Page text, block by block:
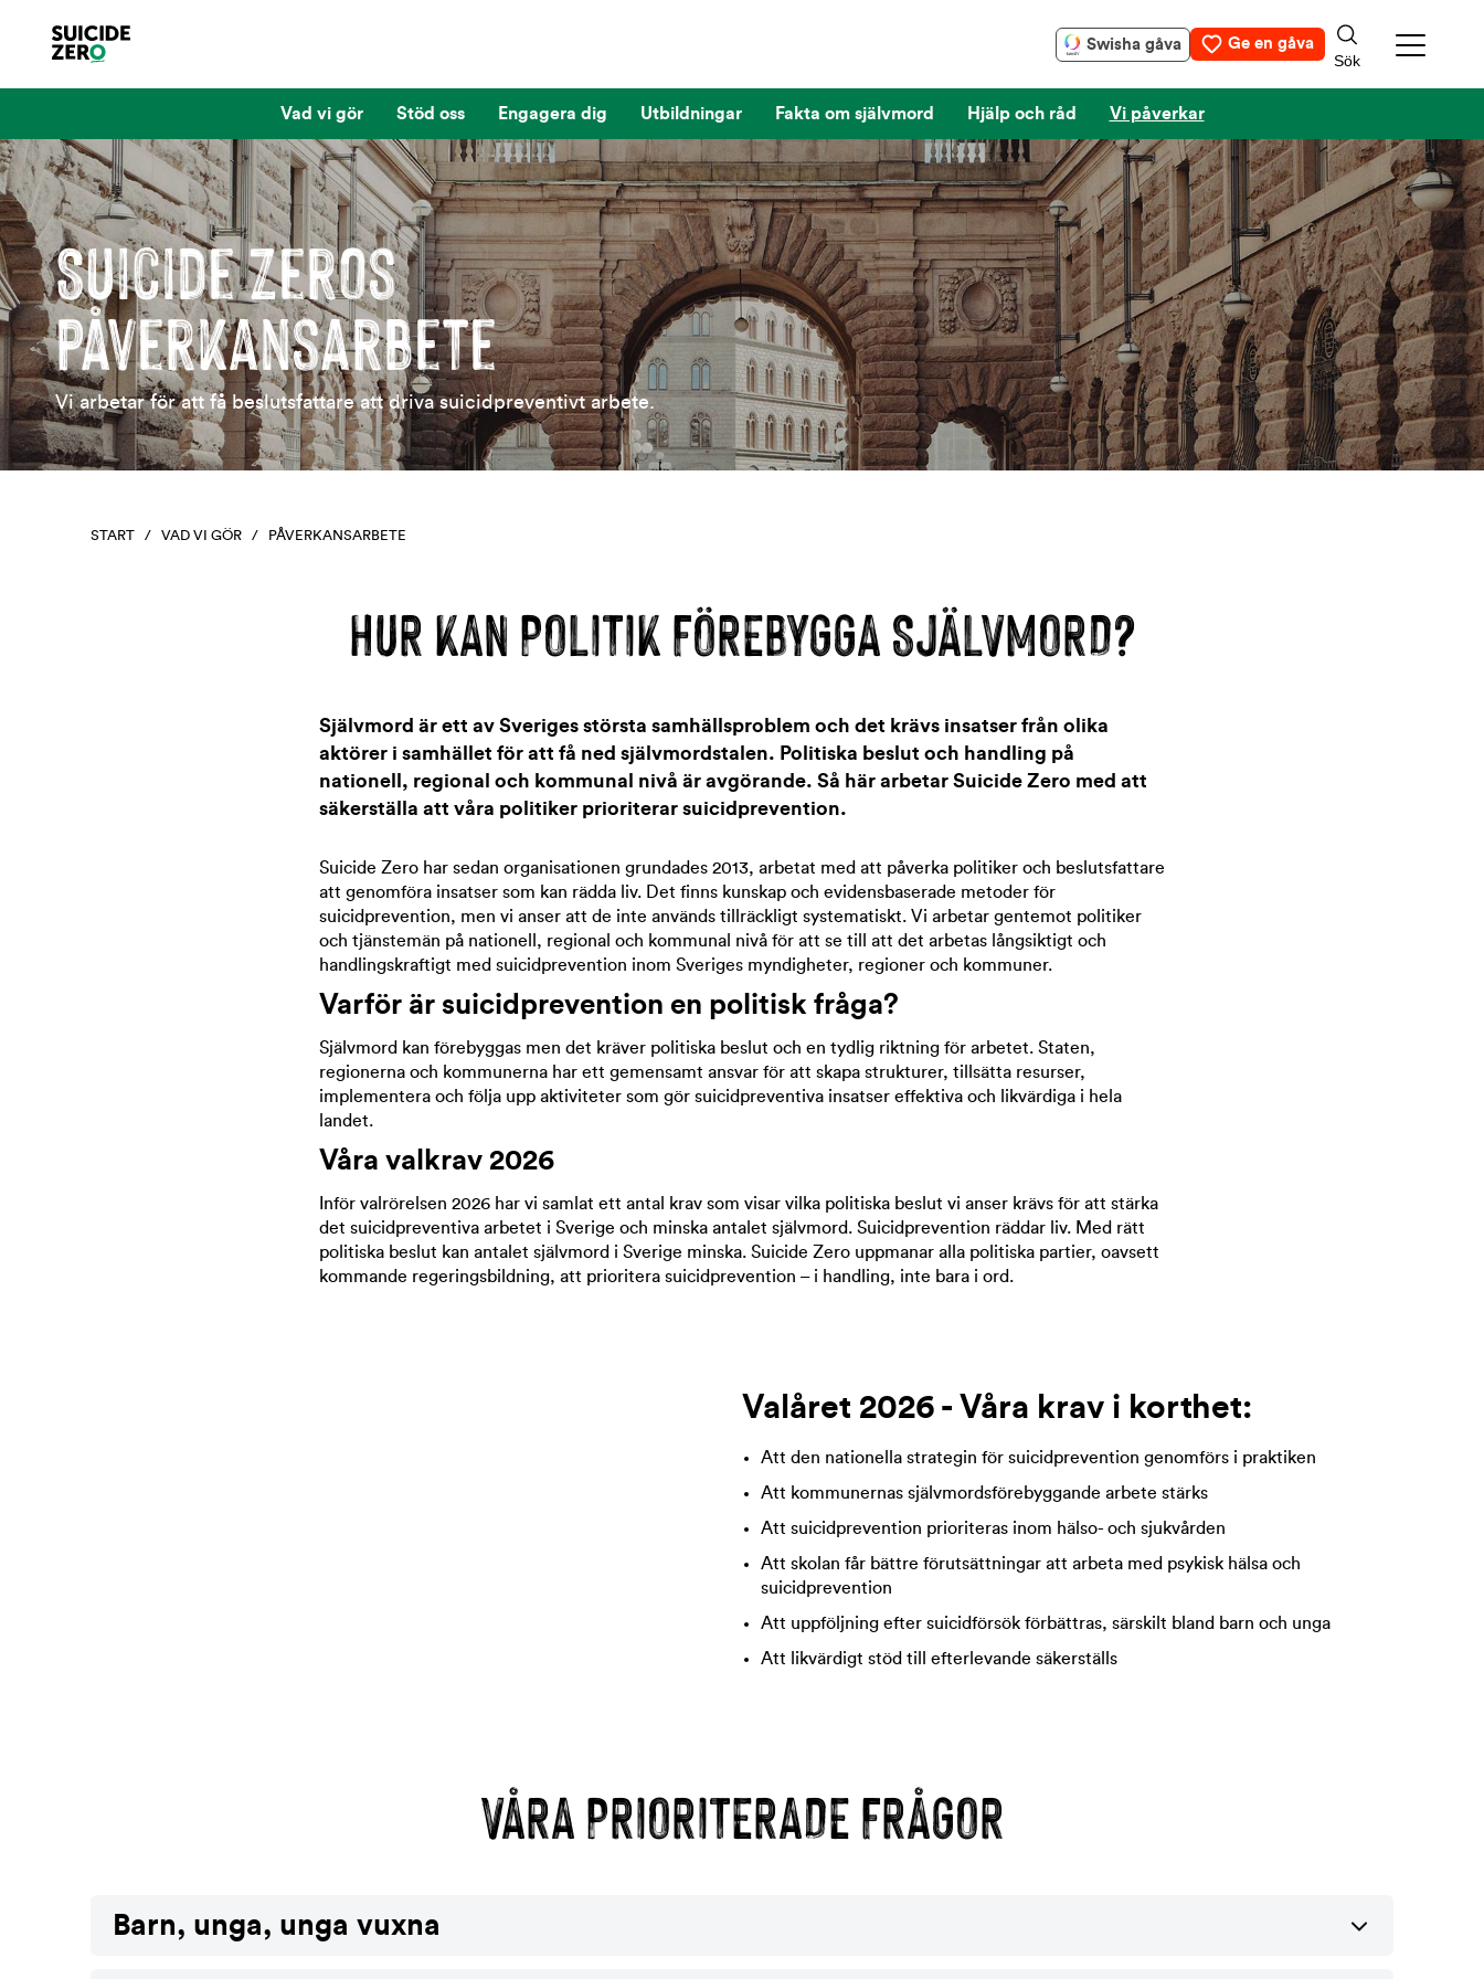
Swisha gåva Ge en gåva
Vad vi gör Stöd oss Engagera dig Utbildningar Fakta om självmord Hjälp och råd Vi påverkar
Suicide Zeros
påverkansarbete
Vi arbetar för att få beslutsfattare att driva suicidpreventivt arbete.
START / VAD VI GÖR / PÅVERKANSARBETE
HUR KAN POLITIK FÖREBYGGA SJÄLVMORD?
Självmord är ett av Sveriges största samhällsproblem och det krävs insatser från olika
aktörer i samhället för att få ned självmordstalen. Politiska beslut och handling på
nationell, regional och kommunal nivå är avgörande. Så här arbetar Suicide Zero med att
säkerställa att våra politiker prioriterar suicidprevention.
Suicide Zero har sedan organisationen grundades 2013, arbetat med att påverka politiker och beslutsfattare
att genomföra insatser som kan rädda liv. Det finns kunskap och evidensbaserade metoder för
suicidprevention, men vi anser att de inte används tillräckligt systematiskt. Vi arbetar gentemot politiker
och tjänstemän på nationell, regional och kommunal nivå för att se till att det arbetas långsiktigt och
handlingskraftigt med suicidprevention inom Sveriges myndigheter, regioner och kommuner.
Varför är suicidprevention en politisk fråga?
Självmord kan förebyggas men det kräver politiska beslut och en tydlig riktning för arbetet. Staten,
regionerna och kommunerna har ett gemensamt ansvar för att skapa strukturer, tillsätta resurser,
implementera och följa upp aktiviteter som gör suicidpreventiva insatser effektiva och likvärdiga i hela
landet.
Våra valkrav 2026
Inför valrörelsen 2026 har vi samlat ett antal krav som visar vilka politiska beslut vi anser krävs för att stärka
det suicidpreventiva arbetet i Sverige och minska antalet självmord. Suicidprevention räddar liv. Med rätt
politiska beslut kan antalet självmord i Sverige minska. Suicide Zero uppmanar alla politiska partier, oavsett
kommande regeringsbildning, att prioritera suicidprevention – i handling, inte bara i ord.
Valåret 2026 - Våra krav i korthet:
Att den nationella strategin för suicidprevention genomförs i praktiken
Att kommunernas självmordsförebyggande arbete stärks
Att suicidprevention prioriteras inom hälso- och sjukvården
Att skolan får bättre förutsättningar att arbeta med psykisk hälsa och
suicidprevention
Att uppföljning efter suicidförsök förbättras, särskilt bland barn och unga
Att likvärdigt stöd till efterlevande säkerställs
VÅRA PRIORITERADE FRÅGOR
Barn, unga, unga vuxna